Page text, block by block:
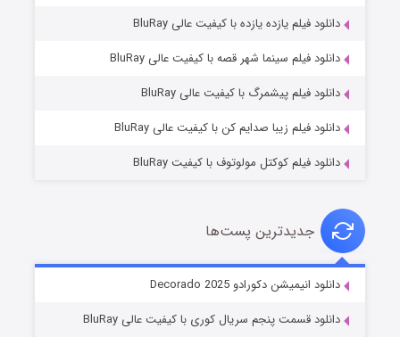
خاندان اژدها فصل ۳
دانلود فیلم یازده یازده با کیفیت عالی BluRay
دانلود فیلم سینما شهر قصه با کیفیت عالی BluRay
دانلود فیلم پیشمرگ با کیفیت عالی BluRay
دانلود فیلم زیبا صدایم کن با کیفیت عالی BluRay
دانلود فیلم کوکتل مولوتوف با کیفیت BluRay
جدیدترین پست‌ها
دانلود انیمیشن دکورادو Decorado 2025
دانلود قسمت پنجم سریال کوری با کیفیت عالی BluRay